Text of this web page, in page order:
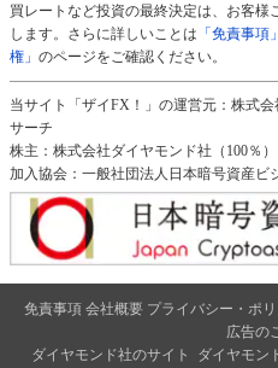
買レートなど投資の最終決定は、お客
します。さらに詳しいことは 「免責事項」
権」 のページをご確認ください。
当サイト「ザイFX！」の運営元：株式
サーチ
株主：株式会社ダイヤモンド社（100％）
加入協会：一般社団法人日本暗号資産ビ
免責事項 会社概要 プライバシー・ポ
広告の
ダイヤモンド社のサイト
ダイヤモン